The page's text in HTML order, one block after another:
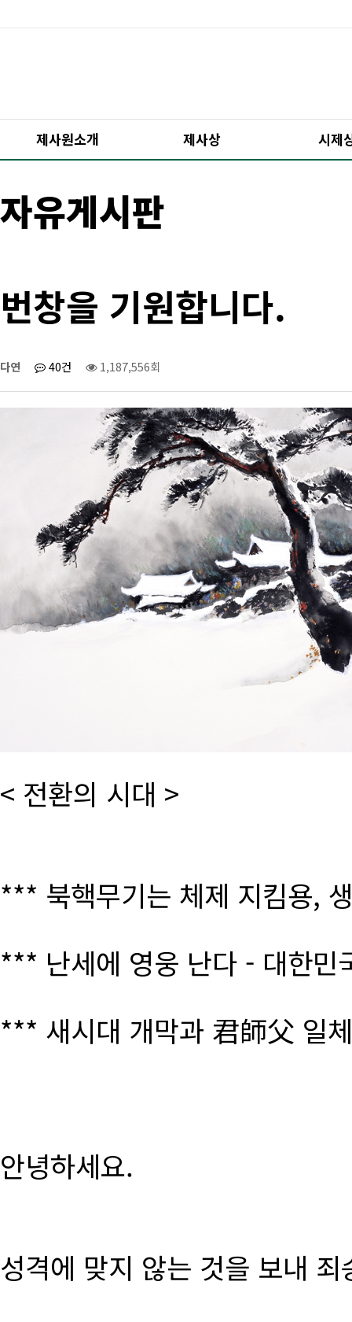
제사원소개 제사상 시제
자유게시판
번창을 기원합니다.
다연 40건 1,187,556회
< 전환의 시대 >
*** 북핵무기는 체제 지킴용,
*** 난세에 영웅 난다 - 대한
*** 새시대 개막과 君師父 일
안녕하세요.
성격에 맞지 않는 것을 보내